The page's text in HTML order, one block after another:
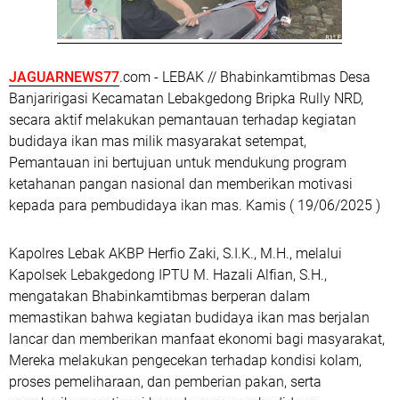
JAGUARNEWS77.com - LEBAK // Bhabinkamtibmas Desa
Banjaririgasi Kecamatan Lebakgedong Bripka Rully NRD,
secara aktif melakukan pemantauan terhadap kegiatan
budidaya ikan mas milik masyarakat setempat,
Pemantauan ini bertujuan untuk mendukung program
ketahanan pangan nasional dan memberikan motivasi
kepada para pembudidaya ikan mas. Kamis ( 19/06/2025 )
Kapolres Lebak AKBP Herfio Zaki, S.I.K., M.H., melalui
Kapolsek Lebakgedong IPTU M. Hazali Alfian, S.H.,
mengatakan Bhabinkamtibmas berperan dalam
memastikan bahwa kegiatan budidaya ikan mas berjalan
lancar dan memberikan manfaat ekonomi bagi masyarakat,
Mereka melakukan pengecekan terhadap kondisi kolam,
proses pemeliharaan, dan pemberian pakan, serta